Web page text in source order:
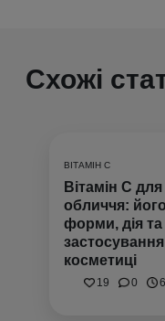
Схожі
ВІТАМІН С
Вітамін С для
обличчя: його
форми, дія та
косметиці
19 0